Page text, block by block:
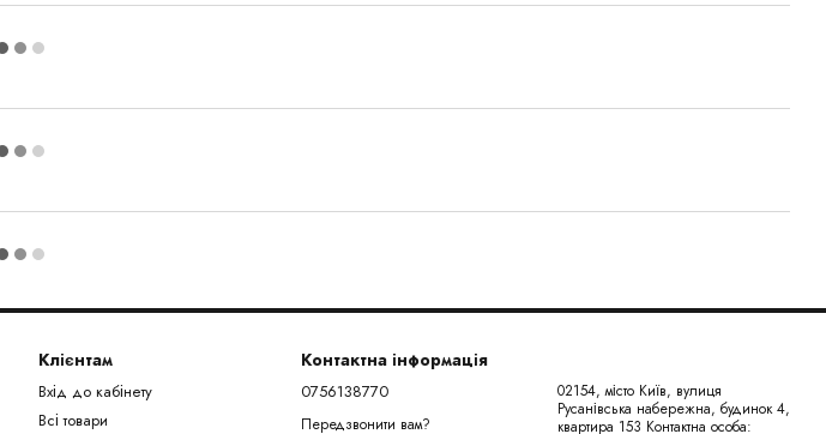
Клієнтам
Вхід до кабінету
Всі товари
Контактна інформація
0756138770
Передзвонити вам?
02154, місто Київ, вулиця
Русанівська набережна, будинок 4,
квартира 153 Контактна особа: